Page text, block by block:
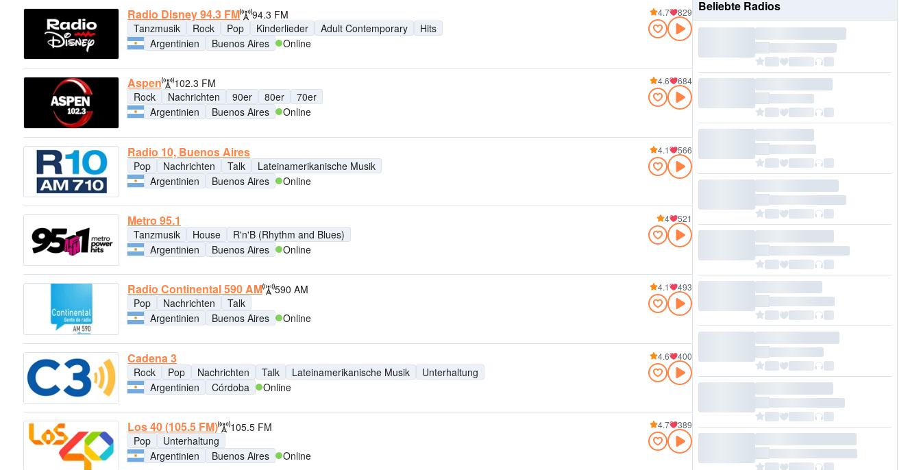
Radio Disney 94.3 FM
94.3 FM
Tanzmusik
Rock Pop Kinderlieder Adult Contemporary
Hits
Argentinien
Buenos Aires Online
4.7 829
Aspen
102.3 FM
Rock
Nachrichten 90er 80er
70er
Argentinien
Buenos Aires Online
4.6 684
Radio 10, Buenos Aires
Pop Nachrichten Talk
Lateinamerikanische Musik
Argentinien
Buenos Aires Online
4.1 566
Metro 95.1
Tanzmusik House
R'n'B (Rhythm and Blues)
Argentinien
Buenos Aires Online
4 521
Radio Continental 590 AM
590 AM
Pop
Nachrichten
Talk
Argentinien
Buenos Aires Online
4.1 493
Cadena 3
Rock Pop Nachrichten Talk Lateinamerikanische Musik
Unterhaltung
Argentinien
Córdoba Online
4.6 400
Los 40 (105.5 FM)
105.5 FM
Pop
Unterhaltung
Argentinien
Buenos Aires Online
4.7 389
Beliebte Radios